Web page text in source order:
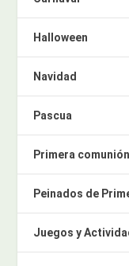
Halloween
Navidad
Pascua
Primera comunión
Peinados de
Juegos y